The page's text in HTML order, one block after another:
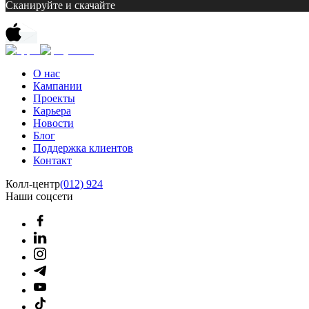
Сканируйте и скачайте
О нас
Кампании
Проекты
Карьера
Новости
Блог
Поддержка клиентов
Контакт
Колл-центр(012) 924
Наши соцсети